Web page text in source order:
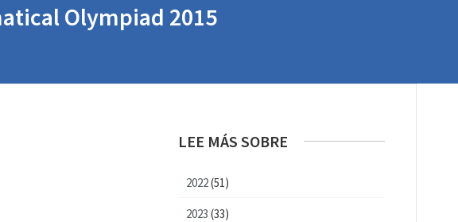
Olympiad 2015
LEE MÁS SOBRE
2022(51)
2023 (33)